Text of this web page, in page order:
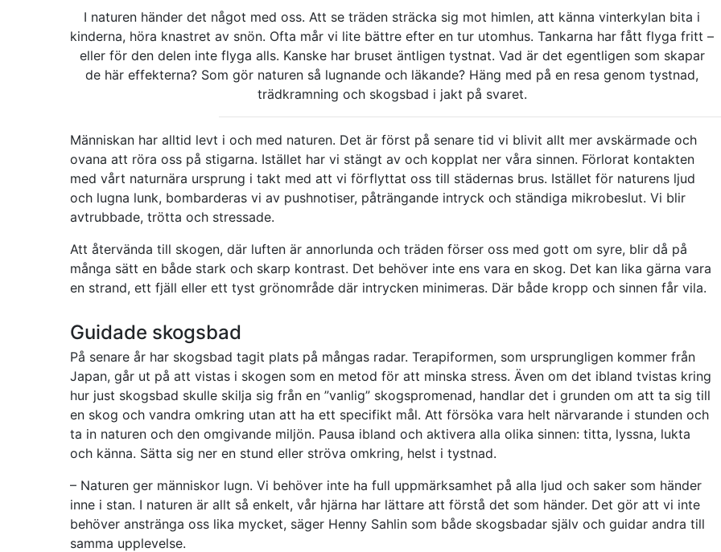
I naturen händer det något med oss. Att se träden sträcka sig mot himlen, att känna vinterkylan bita i
kinderna, höra knastret av snön. Ofta mår vi lite bättre efter en tur utomhus. Tankarna har fått flyga fritt –
eller för den delen inte flyga alls. Kanske har bruset äntligen tystnat. Vad är det egentligen som skapar
de här effekterna? Som gör naturen så lugnande och läkande? Häng med på en resa genom tystnad,
trädkramning och skogsbad i jakt på svaret.
Människan har alltid levt i och med naturen. Det är först på senare tid vi blivit allt mer avskärmade och
ovana att röra oss på stigarna. Istället har vi stängt av och kopplat ner våra sinnen. Förlorat kontakten
med vårt naturnära ursprung i takt med att vi förflyttat oss till städernas brus. Istället för naturens ljud
och lugna lunk, bombarderas vi av pushnotiser, påträngande intryck och ständiga mikrobeslut. Vi blir
avtrubbade, trötta och stressade.
Att återvända till skogen, där luften är annorlunda och träden förser oss med gott om syre, blir då på
många sätt en både stark och skarp kontrast. Det behöver inte ens vara en skog. Det kan lika gärna vara
en strand, ett fjäll eller ett tyst grönområde där intrycken minimeras. Där både kropp och sinnen får vila.
Guidade skogsbad
På senare år har skogsbad tagit plats på mångas radar. Terapiformen, som ursprungligen kommer från
Japan, går ut på att vistas i skogen som en metod för att minska stress. Även om det ibland tvistas kring
hur just skogsbad skulle skilja sig från en ”vanlig” skogspromenad, handlar det i grunden om att ta sig till
en skog och vandra omkring utan att ha ett specifikt mål. Att försöka vara helt närvarande i stunden och
ta in naturen och den omgivande miljön. Pausa ibland och aktivera alla olika sinnen: titta, lyssna, lukta
och känna. Sätta sig ner en stund eller ströva omkring, helst i tystnad.
– Naturen ger människor lugn. Vi behöver inte ha full uppmärksamhet på alla ljud och saker som händer
inne i stan. I naturen är allt så enkelt, vår hjärna har lättare att förstå det som händer. Det gör att vi inte
behöver anstränga oss lika mycket, säger Henny Sahlin som både skogsbadar själv och guidar andra till
samma upplevelse.